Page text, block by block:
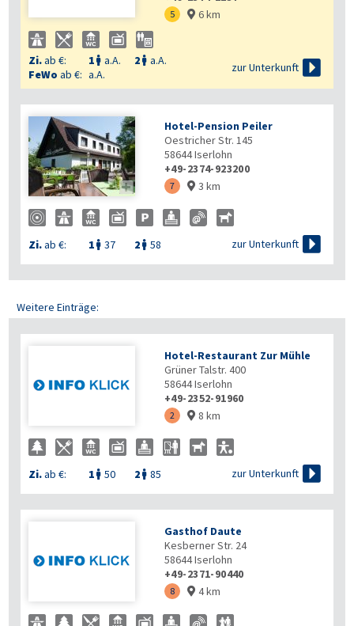
5  6 km
Zi.ab €: 1  a.A. 2  a.A.
FeWo ab €: a.A.
zur Unterkunft 

Hotel-Pension Peiler
Oestricher Str. 145
58644Iserlohn
+49-2374-923200
7  3 km
Zi.ab €: 1  37 2  58 zur Unterkunft 
Weitere Einträge:
Hotel-Restaurant Zur Mühle
Grüner Talstr. 400
58644Iserlohn
+49-2352-91960
2  8 km
Zi.ab €: 1  50 2  85 zur Unterkunft 
Gasthof Daute
Kesberner Str. 24
58644Iserlohn
+49-2371-90440
8  4 km